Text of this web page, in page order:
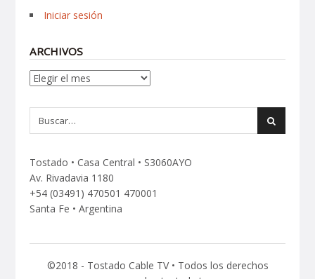
Iniciar sesión
ARCHIVOS
Archivos
Tostado • Casa Central • S3060AYO
Av. Rivadavia 1180
+54 (03491) 470501 470001
Santa Fe • Argentina
©2018 - Tostado Cable TV • Todos los derechos